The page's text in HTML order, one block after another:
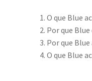
O que Blue
Por que
Por que
O que Blue